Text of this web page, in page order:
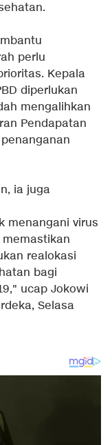
perlu
Kepala
diperlukan
mengalihkan
Pendapatan
ia juga
menangani virus
realokasi
bagi
ucap Jokowi
Selasa